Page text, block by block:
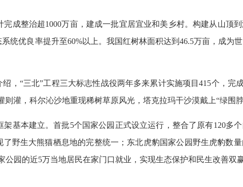
成整治超1000万亩，建成一批宜居宜业和美乡村。构建从山顶
统优良率提升至60%以上。我国红树林面积达到46.5万亩，成为
，“三北”工程三大标志性战役两年多来累计实施项目415个，完
灌，科尔沁沙地重现稀树草原风光，塔克拉玛干沙漠戴上“绿围脖
基本建立。首批5个国家公园正式设立运行，整合了原有120多
野生大熊猫栖息地的完整统一；东北虎豹国家公园野生虎豹数
园的近5万当地居民在家门口就业，实现生态保护和民生改善双赢